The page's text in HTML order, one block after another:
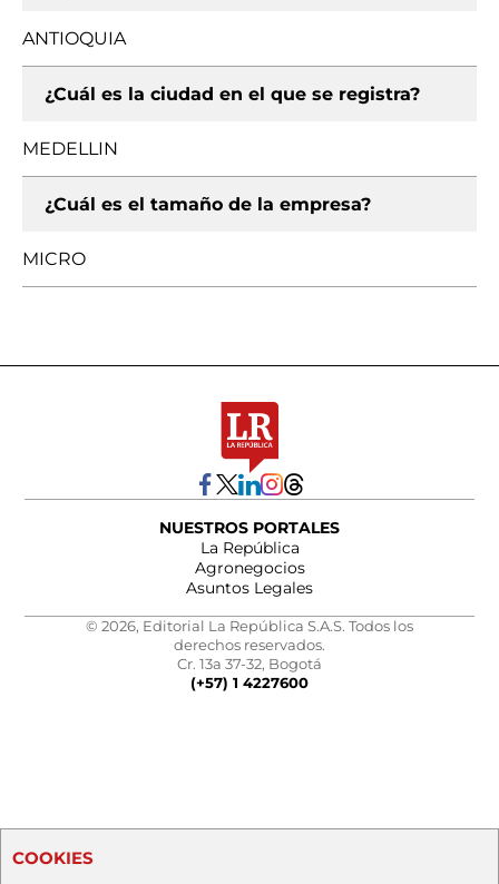
ANTIOQUIA
¿Cuál es la ciudad en el que se registra?
MEDELLIN
¿Cuál es el tamaño de la empresa?
MICRO
NUESTROS PORTALES
La República
Agronegocios
Asuntos Legales
© 2026, Editorial La República S.A.S. Todos los
derechos reservados.
Cr. 13a 37-32, Bogotá
(+57) 1 4227600
COOKIES